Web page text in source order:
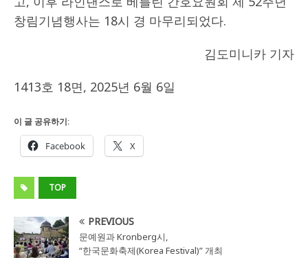
창림기념행사는 18시 경 마무리되었다.
김도미니카 기자
1413호 18면, 2025년 6월 6일
이 글 공유하기:
Facebook X
TOP
PREVIOUS
문예원과 Kronberg시,
“한국문화축제(Korea Festival)” 개최